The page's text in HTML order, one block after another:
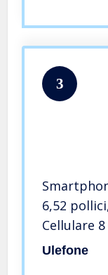
3
6,52
Cellulare
48MP +
Ulefone